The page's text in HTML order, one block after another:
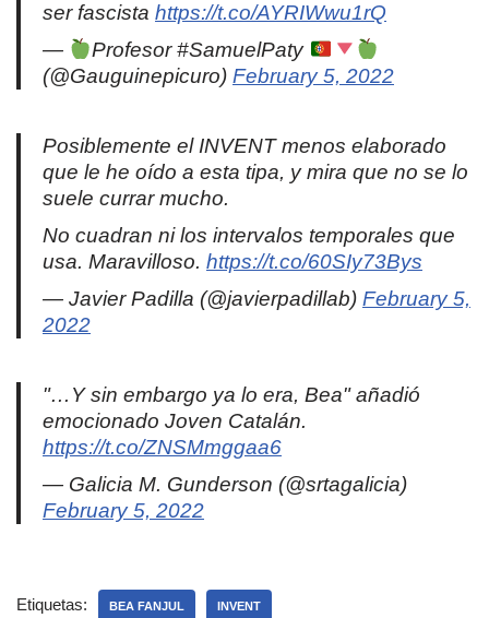
ser fascista https://t.co/AYRIWwu1rQ
—
Profesor #SamuelPaty
(@Gauguinepicuro) February 5, 2022
Posiblemente el INVENT menos elaborado
que le he oído a esta tipa, y mira que no se lo
suele currar mucho.
No cuadran ni los intervalos temporales que
usa. Maravilloso. https://t.co/60SIy73Bys
— Javier Padilla (@javierpadillab) February 5,
2022
"…Y sin embargo ya lo era, Bea" añadió
emocionado Joven Catalán.
https://t.co/ZNSMmggaa6
— Galicia M. Gunderson (@srtagalicia)
February 5, 2022
Etiquetas: BEA FANJUL INVENT